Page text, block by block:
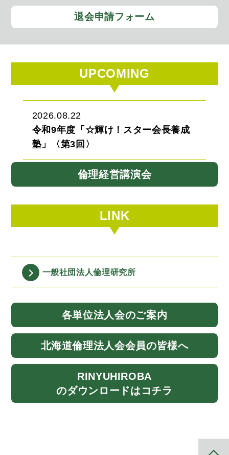
退会申請フォーム
UPCOMING
2026.08.22
令和9年度「☆輝け！スター会長養成
塾」〈第3回〉
倫理経営講演会
LINK
一般社団法人倫理研究所
各単位法人会のご案内
北海道倫理法人会会員の皆様へ
RINYUHIROBA
のダウンロードはコチラ